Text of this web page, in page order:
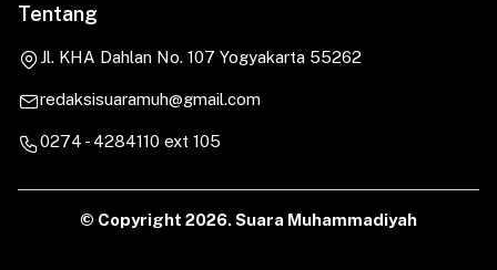
Tentang
Jl. KHA Dahlan No. 107 Yogyakarta 55262
redaksisuaramuh@gmail.com
0274 - 4284110 ext 105
© Copyright 2026. Suara Muhammadiyah